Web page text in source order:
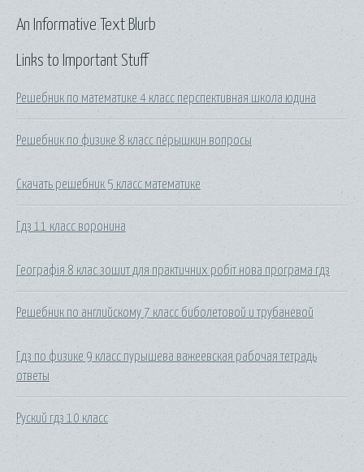
Links to Important Stuff
Решебник по математике 4 класс перспективная школа юдина
Решебник по физике 8 класс пёрышкин вопросы
Скачать решебник 5 класс математике
Гдз 11 класс воронина
Географія 8 клас зошит для практичних робіт нова програма гдз
Решебник по английскому 7 класс биболетовой и трубаневой
Гдз по физике 9 класс пурышева важеевская рабочая тетрадь
ответы
Руский гдз 10 класс
An Informative Text Blurb